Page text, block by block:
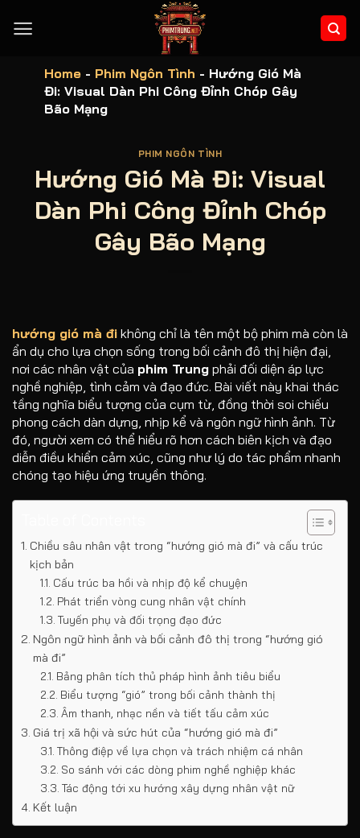
qua
Home - Phim Ngôn Tình - Hướng Gió Mà
Đi: Visual Dàn Phi Công Đỉnh Chóp Gây
Bão Mạng
PHIM NGÔN TÌNH
Hướng Gió Mà Đi: Visual
Dàn Phi Công Đỉnh Chóp
Gây Bão Mạng
hướng gió mà đi không chỉ là tên một bộ phim mà còn là
ẩn dụ cho lựa chọn sống trong bối cảnh đô thị hiện đại,
nơi các nhân vật của phim Trung phải đối diện áp lực
nghề nghiệp, tình cảm và đạo đức. Bài viết này khai thác
tầng nghĩa biểu tượng của cụm từ, đồng thời soi chiếu
phong cách dàn dựng, nhịp kể và ngôn ngữ hình ảnh. Từ
đó, người xem có thể hiểu rõ hơn cách biên kịch và đạo
diễn điều khiển cảm xúc, cũng như lý do tác phẩm nhanh
chóng tạo hiệu ứng truyền thông.
Chiều sâu nhân vật trong “hướng gió mà đi” và cấu trúc
kịch bản
Cấu trúc ba hồi và nhịp độ kể chuyện
Phát triển vòng cung nhân vật chính
Tuyến phụ và đối trọng đạo đức
Ngôn ngữ hình ảnh và bối cảnh đô thị trong “hướng gió
mà đi”
Bảng phân tích thủ pháp hình ảnh tiêu biểu
Biểu tượng “gió” trong bối cảnh thành thị
Âm thanh, nhạc nền và tiết tấu cảm xúc
Giá trị xã hội và sức hút của “hướng gió mà đi”
Thông điệp về lựa chọn và trách nhiệm cá nhân
So sánh với các dòng phim nghề nghiệp khác
Tác động tới xu hướng xây dựng nhân vật nữ
Kết luận